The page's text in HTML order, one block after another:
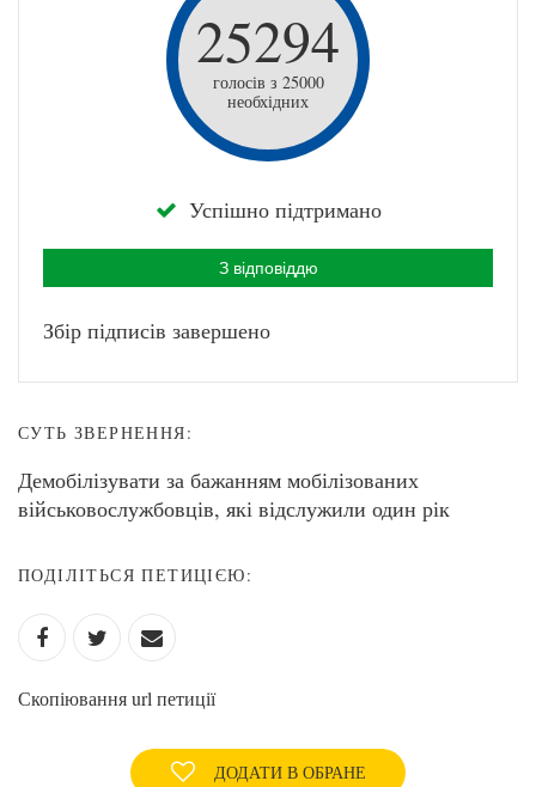
25294
голосів з 25000
необхідних
Успішно підтримано
З відповіддю
Збір підписів завершено
СУТЬ ЗВЕРНЕННЯ:
Демобілізувати за бажанням мобілізованих
військовослужбовців, які відслужили один рік
ПОДІЛІТЬСЯ ПЕТИЦІЄЮ:
Скопіювання url петиції
ДОДАТИ В ОБРАНЕ